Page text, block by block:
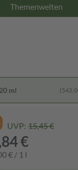
Themenwelten
20 ml
UVP: 15,45 €
€
€ / 1 l